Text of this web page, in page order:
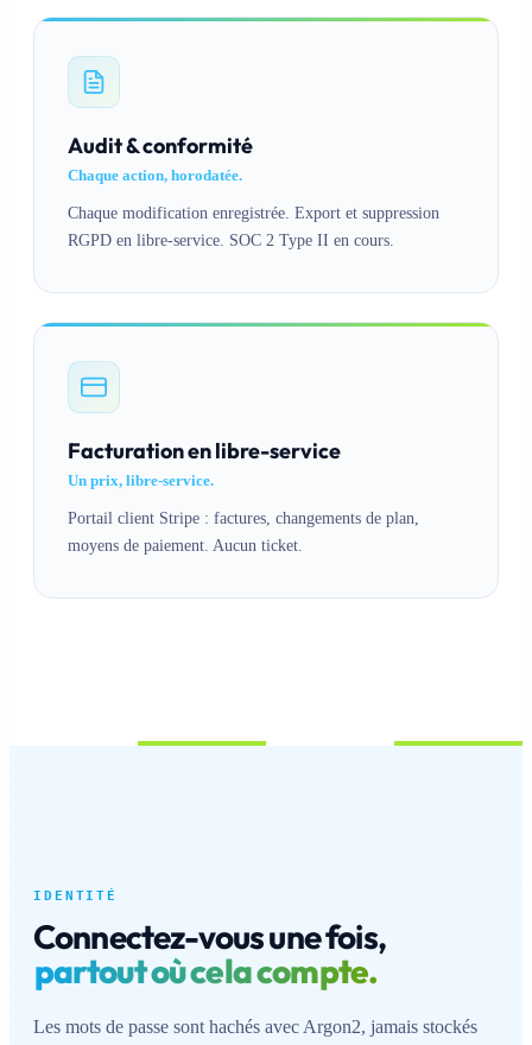
Audit & conformité
Chaque action, horodatée.
Chaque modification enregistrée. Export et suppression
RGPD en libre-service. SOC 2 Type II en cours.
Facturation en libre-service
Un prix, libre-service.
Portail client Stripe : factures, changements de plan,
moyens de paiement. Aucun ticket.
IDENTITÉ
Connectez-vous une fois,
partout où cela compte.
Les mots de passe sont hachés avec Argon2, jamais stockés